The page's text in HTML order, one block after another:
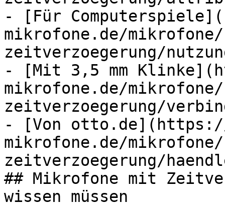
- [Für
mikrofone.de/
zeitverzoegerung/
- [Mit 3,5 mm
mikrofone.de/
zeitverzoegerung/
- [Von otto.de](https://
mikrofone.de/
zeitverzoegerung/
## Mikrofone mit
wissen müssen